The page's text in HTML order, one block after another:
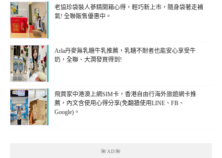
老協珍袋裝人蔘精開箱心得，輕巧新上市，隨身袋著走補
氣! 全聯販售優惠中。
Arla丹麥無乳糖牛乳推薦，乳糖不耐者也能安心享受牛
奶，全聯、大潤發買得到!
飛買家中港澳上網SIM卡，香港自由行海外旅遊網卡推
薦，內文含使用心得分享(免翻牆使用LINE、FB、
Google)。
🌺AD🌺